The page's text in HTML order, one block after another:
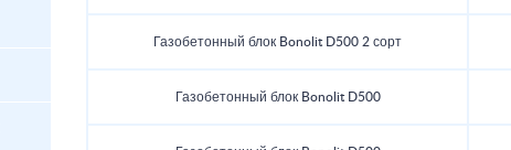
Газобетонный блок Bonolit D500 2 сорт
Газобетонный блок Bonolit D500